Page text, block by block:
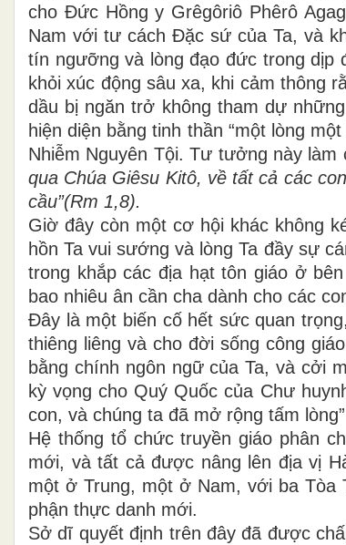
cho Đức Hồng y Grêgôriô Phêrô
Nam với tư cách Đặc sứ của Ta, và
tín ngưỡng và lòng đạo đức trong dịp
khỏi xúc động sâu xa, khi cảm thông
dầu bị ngăn trở không tham dự
hiện diện bằng tinh thần “một lòng
Nhiễm Nguyên Tội. Tư tưởng này làm
qua Chúa Giêsu Kitô, về tất cả các
cầu”(Rm 1,8).
Giờ đây còn một cơ hội khác không
hồn Ta vui sướng và lòng Ta đầy sự
trong khắp các địa hạt tôn giáo ở
bao nhiêu ân cần cha dành cho các
Đây là một biến cố hết sức quan
thiêng liêng và cho đời sống công
bằng chính ngôn ngữ của Ta, và cởi
kỳ vọng cho Quý Quốc của Chư
con, và chúng ta đã mở rộng tấm
Hệ thống tổ chức truyền giáo phân
mới, và tất cả được nâng lên địa vị
một ở Trung, một ở Nam, với ba Tòa
phận thực danh mới.
Sở dĩ quyết định trên đây đã được